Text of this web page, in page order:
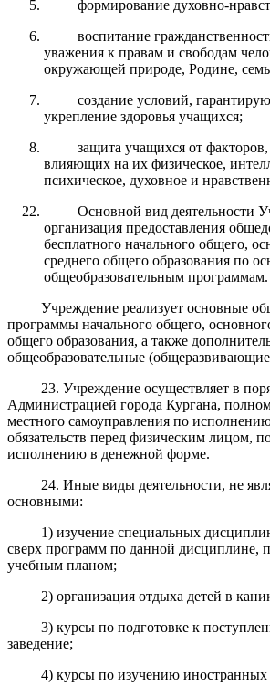
формирование духовно-
воспитание
уважения к правам и свободам
окружающей природе, Родине,
создание условий,
укрепление здоровья учащихся;
защита учащихся от
влияющих на их физическое,
психическое, духовное и
Основной вид деятельности
организация предоставления
бесплатного начального общего,
среднего общего образования по
общеобразовательным программам.
Учреждение реализует основные
программы начального общего,
общего образования, а также
общеобразовательные
23. Учреждение осуществляет в
Администрацией города Кургана,
местного самоуправления по
обязательств перед физическим лицом,
исполнению в денежной форме.
24. Иные виды деятельности, не
основными:
1) изучение специальных
сверх программ по данной дисциплине,
учебным планом;
2) организация отдыха детей в
3) курсы по подготовке к
заведение;
4) курсы по изучению иностранных